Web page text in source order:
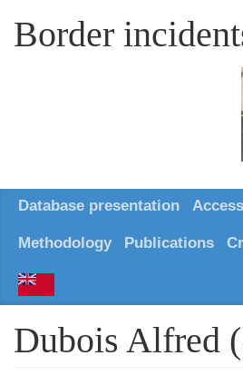
Border
Database presentation
Methodology Publications
Dubois Alfred